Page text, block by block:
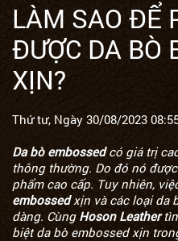
LÀM SAO ĐỂ
ĐƯỢC DA BÒ
XỊN?
Thứ tư, Ngày 30/08/2023
Da bò embossedcó giá trị
thông thường. Do đó nó
phẩm cao cấp. Tuy nhiên,
embossedxịn và các loại da
dàng. Cùng Hoson Leather
biệt da bò embossed xịn